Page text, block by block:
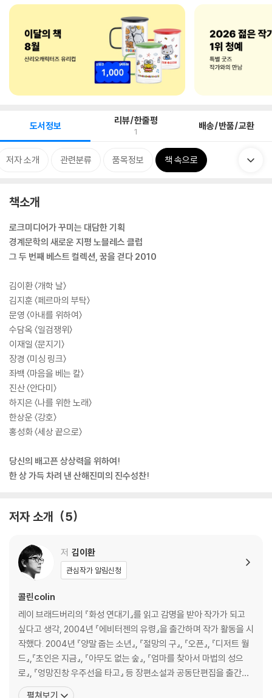
도서정보 리뷰/한줄평
1 배송/반품/교환
저자 소개 관련분류 품목정보 책 속으로
책소개
로크미디어가 꾸미는 대담한 기획
경계문학의 새로운 지평 노블레스 클럽
그 두 번째 베스트 컬렉션, 꿈을 걷다 2010
김이환 〈개학 날〉
김지훈 〈페르마의 부탁〉
문영 〈아내를 위하여〉
수담옥 〈일검쟁위〉
이재일 〈문지기〉
장경 〈미싱 링크〉
좌백 〈마음을 베는 칼〉
진산 〈안다미〉
하지은 〈나를 위한 노래〉
한상운 〈강호〉
홍성화 〈세상 끝으로〉
당신의 배고픈 상상력을 위하여!
한 상 가득 차려 낸 산해진미의 진수성찬!
저자 소개 5
저 김이환
관심작가 알림신청
콜린colin
레이 브래드버리의 『화성 연대기』를 읽고 감명을 받아 작가가 되고
싶다고 생각, 2004년 『에비터젠의 유령』을 출간하며 작가 활동을 시
작했다. 2004년 『양말 줍는 소년』, 『절망의 구』, 『오픈』, 『디저트 월
드』,『초인은 지금』, 『아무도 없는 숲』, 『엄마를 찾아서 마법의 성으
로』, 『엉망진창 우주선을 타고』 등 장편소설과 공동단편집을 출간했
다. 2021년 조선스팀펑크연작선 『기기인 도로』를 함께 썼다. 2009
펼쳐보기